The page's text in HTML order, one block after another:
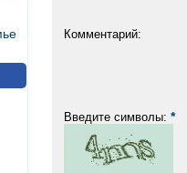
Комментарий:
Введите символы: *